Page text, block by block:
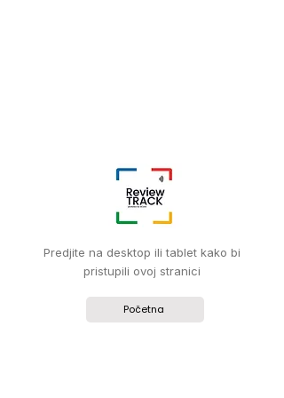
Predjite na desktop ili tablet kako bi
pristupili ovoj stranici
Početna